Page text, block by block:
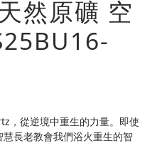
然原礦 空
，從逆境中重生的力量。即使
長老教會我們浴火重生的智